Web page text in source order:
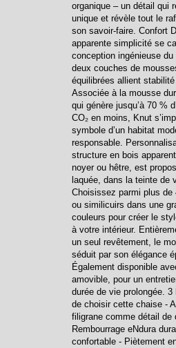
organique – un détail qui
unique et révèle tout le
son savoir-faire. Confort
apparente simplicité se
conception ingénieuse du
deux couches de
équilibrées allient
Associée à la mousse
qui génère jusqu’à 70 %
CO₂ en moins, Knut
symbole d’un habitat
responsable.
structure en bois
noyer ou hêtre, est
laquée, dans la teinte de
Choisissez parmi plus
ou similicuirs dans une
couleurs pour créer le
à votre intérieur.
un seul revêtement, le
séduit par son élégance
Également disponible
amovible, pour un
durée de vie prolongée. 3
de choisir cette chaise -
filigrane comme détail de
Rembourrage eNdura
confortable - Piètement